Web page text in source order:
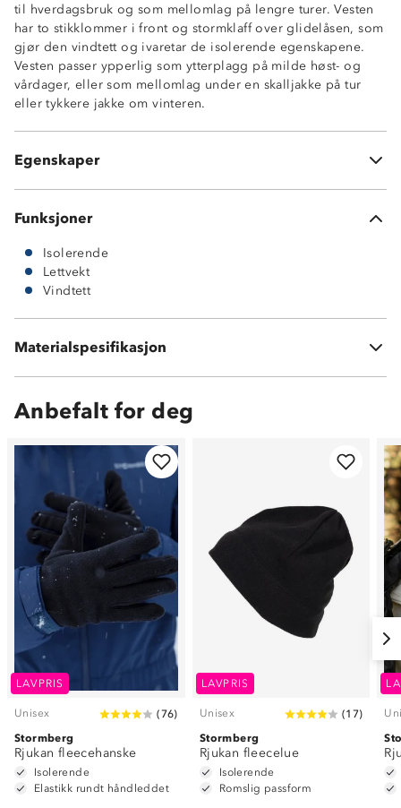
til hverdagsbruk og som mellomlag på lengre turer. Vesten
har to stikklommer i front og stormklaff over glidelåsen, som
gjør den vindtett og ivaretar de isolerende egenskapene.
Vesten passer ypperlig som ytterplagg på milde høst- og
vårdager, eller som mellomlag under en skalljakke på tur
eller tykkere jakke om vinteren.
Egenskaper
Vindtett
Isolerende
Lettvekt
Iso Pad Light-vattering
Funksjoner
Isolerende
Lettvekt
Vindtett
Materialspesifikasjon
Vattering: 10 % polyester
Anbefalt for deg
LAVPRIS
Unisex (76)
Stormberg
Rjukan fleecehanske
Isolerende
Elastikk rundt håndleddet
LAVPRIS
Unisex (17)
Stormberg
Rjukan fleecelue
Isolerende
Romslig passform